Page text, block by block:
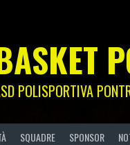
POLISPORTIVA
SQUADRE SPONSOR